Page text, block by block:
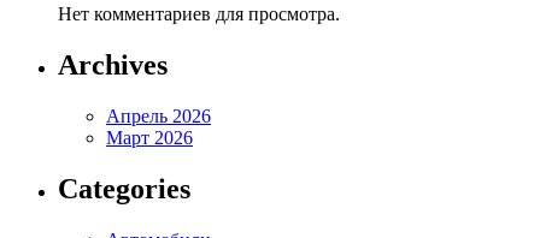
Нет комментариев для просмотра.
Archives
Апрель 2026
Март 2026
Categories